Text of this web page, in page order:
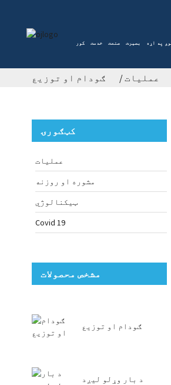
کور خدمت صنعت بصیرت په اړه
عملیات ګودام او توزیع
کټګورۍ
عملیات
مشوره او روزنه
ټیکنالوژي
Covid 19
مشخص محصولات
ګودام او توزیع
د بار وړلو لیږد